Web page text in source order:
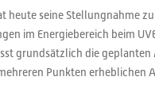
heute seine Stellungnahme
im Energiebereich beim
grundsätzlich die
Punkten erheblichen